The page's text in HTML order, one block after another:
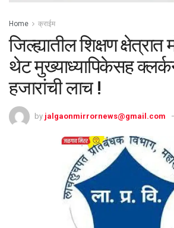
Home क्राईम
जिल्ह्यातील शिक्षण
थेट मुख्याध्यापिकेसह
हजारांची लाच !
by jalgaonmirrornews@gmail.com